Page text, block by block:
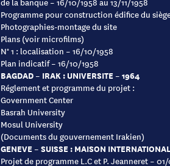
Programme pour construction édifice du
Photographies-montage du site
Plans (voir microfilms)
N° 1 : localisation – 16/10/1958
Plan indicatif – 16/10/1958
BAGDAD – IRAK : UNIVERSITE – 1964
Réglement et programme du projet :
Government Center
Basrah University
Mosul University
(Documents du gouvernement Irakien)
GENEVE – SUISSE : MAISON
Projet de programme L.C et P. Jeanneret –